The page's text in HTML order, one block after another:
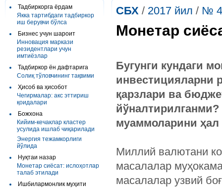
Тадбиркорга ёрдам
Якка тартибдаги тадбиркор
иш берувчи бўлса
Бизнес учун шароит
Инновация маркази
резидентлари учун
имтиёзлар
Тадбиркор ён дафтарига
Солиқ тўловчининг тақвими
Ҳисоб ва ҳисобот
Чегирмалар: акс эттириш
қоидалари
Божхона
Кийим-кечаклар кластер
усулида ишлаб чиқарилади
Энергия тежамкорлиги
йўлида
Нуқтаи назар
Монетар сиёсат: ислоҳотлар
талаб этилади
Ишбилармонлик муҳити
СБХ / 2017 йил / №
Монетар
Бугунги кундаги
инвестицияларни
қарзлари ва
муаммоларини ҳал
Миллий валютани
масалалар
масалалар узвий